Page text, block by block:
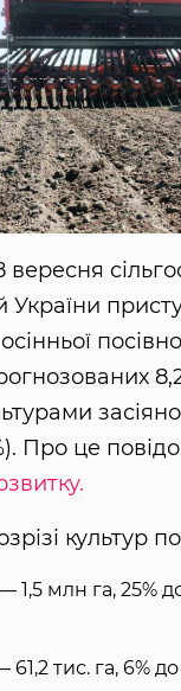
вересня
України
Про це
культур
1,5 млн га, 25%
тис. га, 6%